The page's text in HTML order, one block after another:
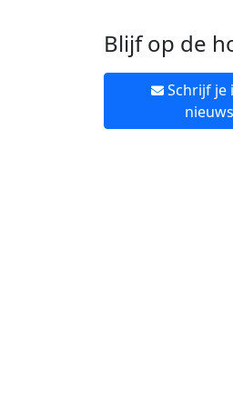
Blijf op de
Schrijf je